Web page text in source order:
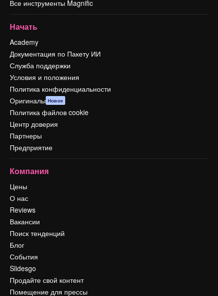
Все инструменты Magnific
Начать
Academy
Документация по Пакету ИИ
Служба поддержки
Условия и положения
Политика конфиденциальности
Оригиналы Новое
Политика файлов cookie
Центр доверия
Партнеры
Предприятие
Компания
Цены
О нас
Reviews
Вакансии
Поиск тенденций
Блог
События
Slidesgo
Продайте свой контент
Помещение для прессы